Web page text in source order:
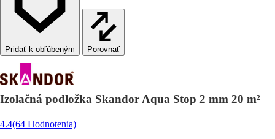
Porovnať
Izolačná podložka Skandor Aqua Stop 2 mm 20 m²
4.4(64 Hodnotenia)